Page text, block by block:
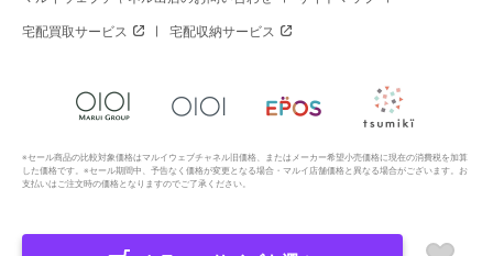
宅配買取サービス 宅配収納サービス
※セール商品の比較対象価格はマルイウェブチャネル旧価格、またはメーカー希望小売価格に現在の消費税を加算
した価格です。※セール期間中、予告なく価格が変更となる場合・マルイ店舗価格と異なる場合がございます。お
支払いはご注文時の価格となりますのでご了承ください。